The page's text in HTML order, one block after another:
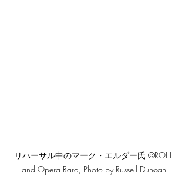
リハーサル中のマーク・エルダー氏 ©ROH
and Opera Rara, Photo by Russell Duncan